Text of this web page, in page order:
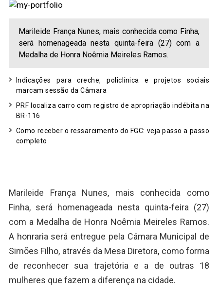
Marileide França Nunes, mais conhecida como Finha,
será homenageada nesta quinta-feira (27) com a
Medalha de Honra Noêmia Meireles Ramos.
Indicações para creche, policlínica e projetos sociais
marcam sessão da Câmara
PRF localiza carro com registro de apropriação indébita na
BR-116
Como receber o ressarcimento do FGC: veja passo a passo
completo
Marileide França Nunes, mais conhecida como
Finha, será homenageada nesta quinta-feira (27)
com a Medalha de Honra Noêmia Meireles Ramos.
A honraria será entregue pela Câmara Municipal de
Simões Filho, através da Mesa Diretora, como forma
de reconhecer sua trajetória e a de outras 18
mulheres que fazem a diferença na cidade.